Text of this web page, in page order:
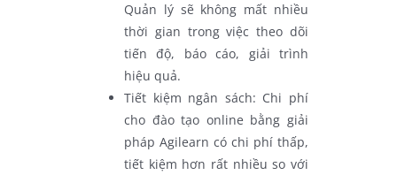
Quản lý sẽ không mất nhiều
thời gian trong việc theo dõi
tiến độ, báo cáo, giải trình
hiệu quả.
Tiết kiệm ngân sách: Chi phí
cho đào tạo online bằng giải
pháp Agilearn có chi phí thấp,
tiết kiệm hơn rất nhiều so với